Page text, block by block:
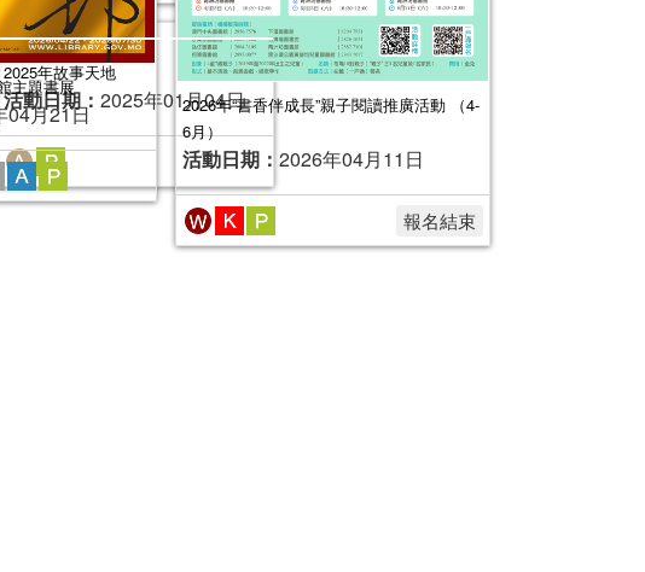
主題書展
04月21日
2026年“書香伴成長”親子閱讀推廣活動 （4-
6月）
活動日期： 2026年04月11日
報名結束
2025年“書香伴成長”親子閱讀推廣活動
（4-6月）
活動日期：2025年04月05日
報名結束